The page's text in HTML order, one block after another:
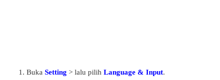
Buka Setting > lalu pilih Language & Input.